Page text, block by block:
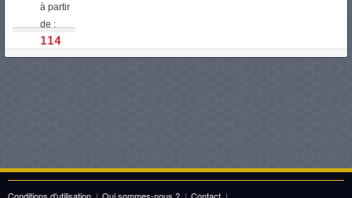
à partir
de :
114
000
de :